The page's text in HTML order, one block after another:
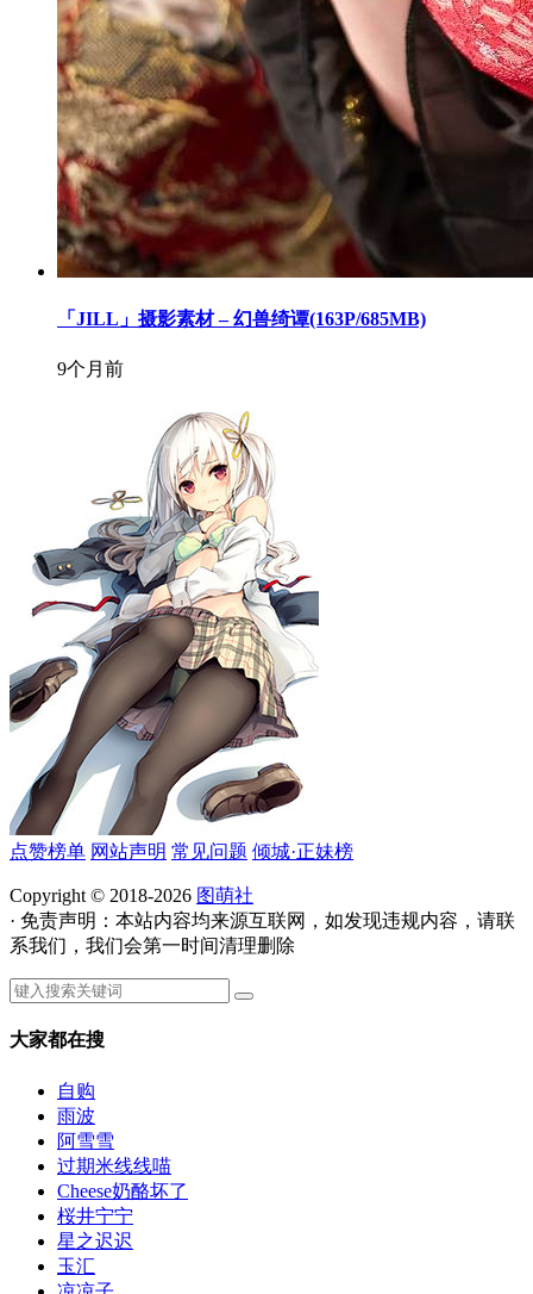
「JILL」摄影素材 – 幻兽绮谭(163P/685MB)
9个月前
点赞榜单 网站声明 常见问题 倾城·正妹榜
Copyright © 2018-2026 图萌社
· 免责声明：本站内容均来源互联网，如发现违规内容，请联
系我们，我们会第一时间清理删除
大家都在搜
自购
雨波
阿雪雪
过期米线线喵
Cheese奶酪坏了
桜井宁宁
星之迟迟
玉汇